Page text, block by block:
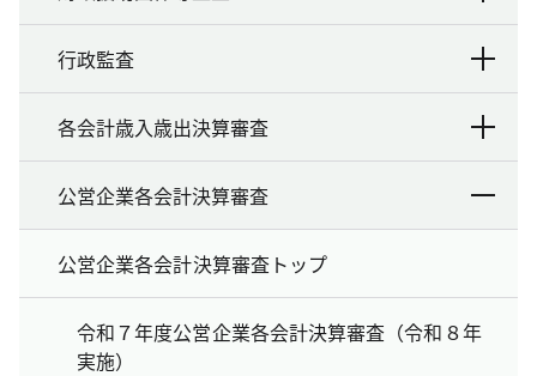
行政監査
各会計歳入歳出決算審査
公営企業各会計決算審査
公営企業各会計決算審査トップ
令和７年度公営企業各会計決算審査（令和８年
実施）